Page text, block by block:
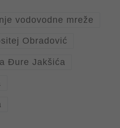
vodovodne mreže
Obradović
Đure Jakšića